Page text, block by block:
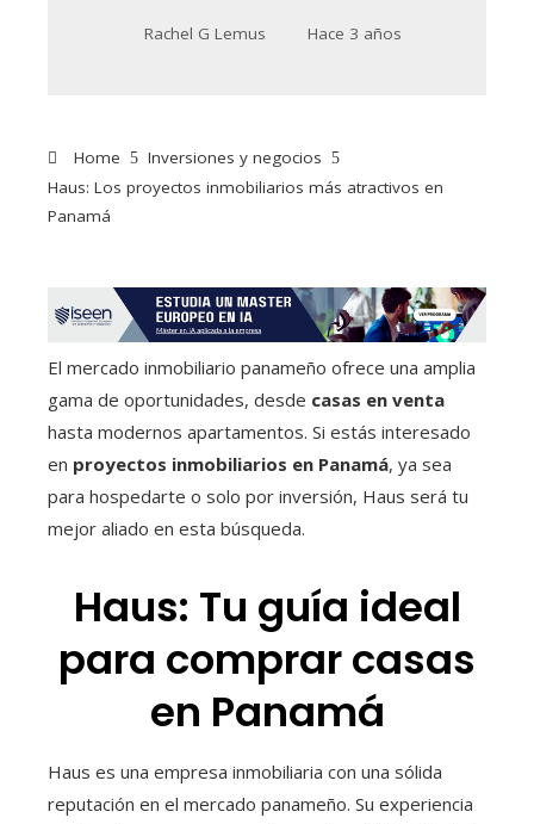
Rachel G Lemus Hace 3 años
Home
Inversiones y negocios
Haus: Los proyectos inmobiliarios más atractivos en
Panamá
El mercado inmobiliario panameño ofrece una amplia
gama de oportunidades, desde casas en venta
hasta modernos apartamentos. Si estás interesado
en proyectos inmobiliarios en Panamá, ya sea
para hospedarte o solo por inversión, Haus será tu
mejor aliado en esta búsqueda.
Haus: Tu guía ideal
para comprar casas
en Panamá
Haus es una empresa inmobiliaria con una sólida
reputación en el mercado panameño. Su experiencia